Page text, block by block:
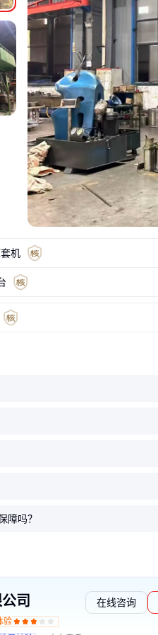
机
障吗？
司
验
在线咨询